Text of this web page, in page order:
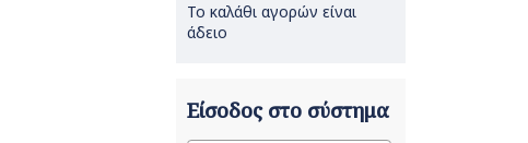
Το καλάθι αγορών είναι
άδειο
Είσοδος στο σύστημα